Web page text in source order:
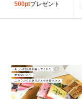
500ptプレゼント